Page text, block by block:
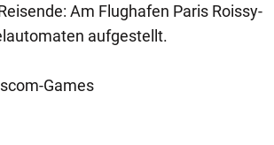
Am Flughafen Paris Roissy-
aufgestellt.
Games